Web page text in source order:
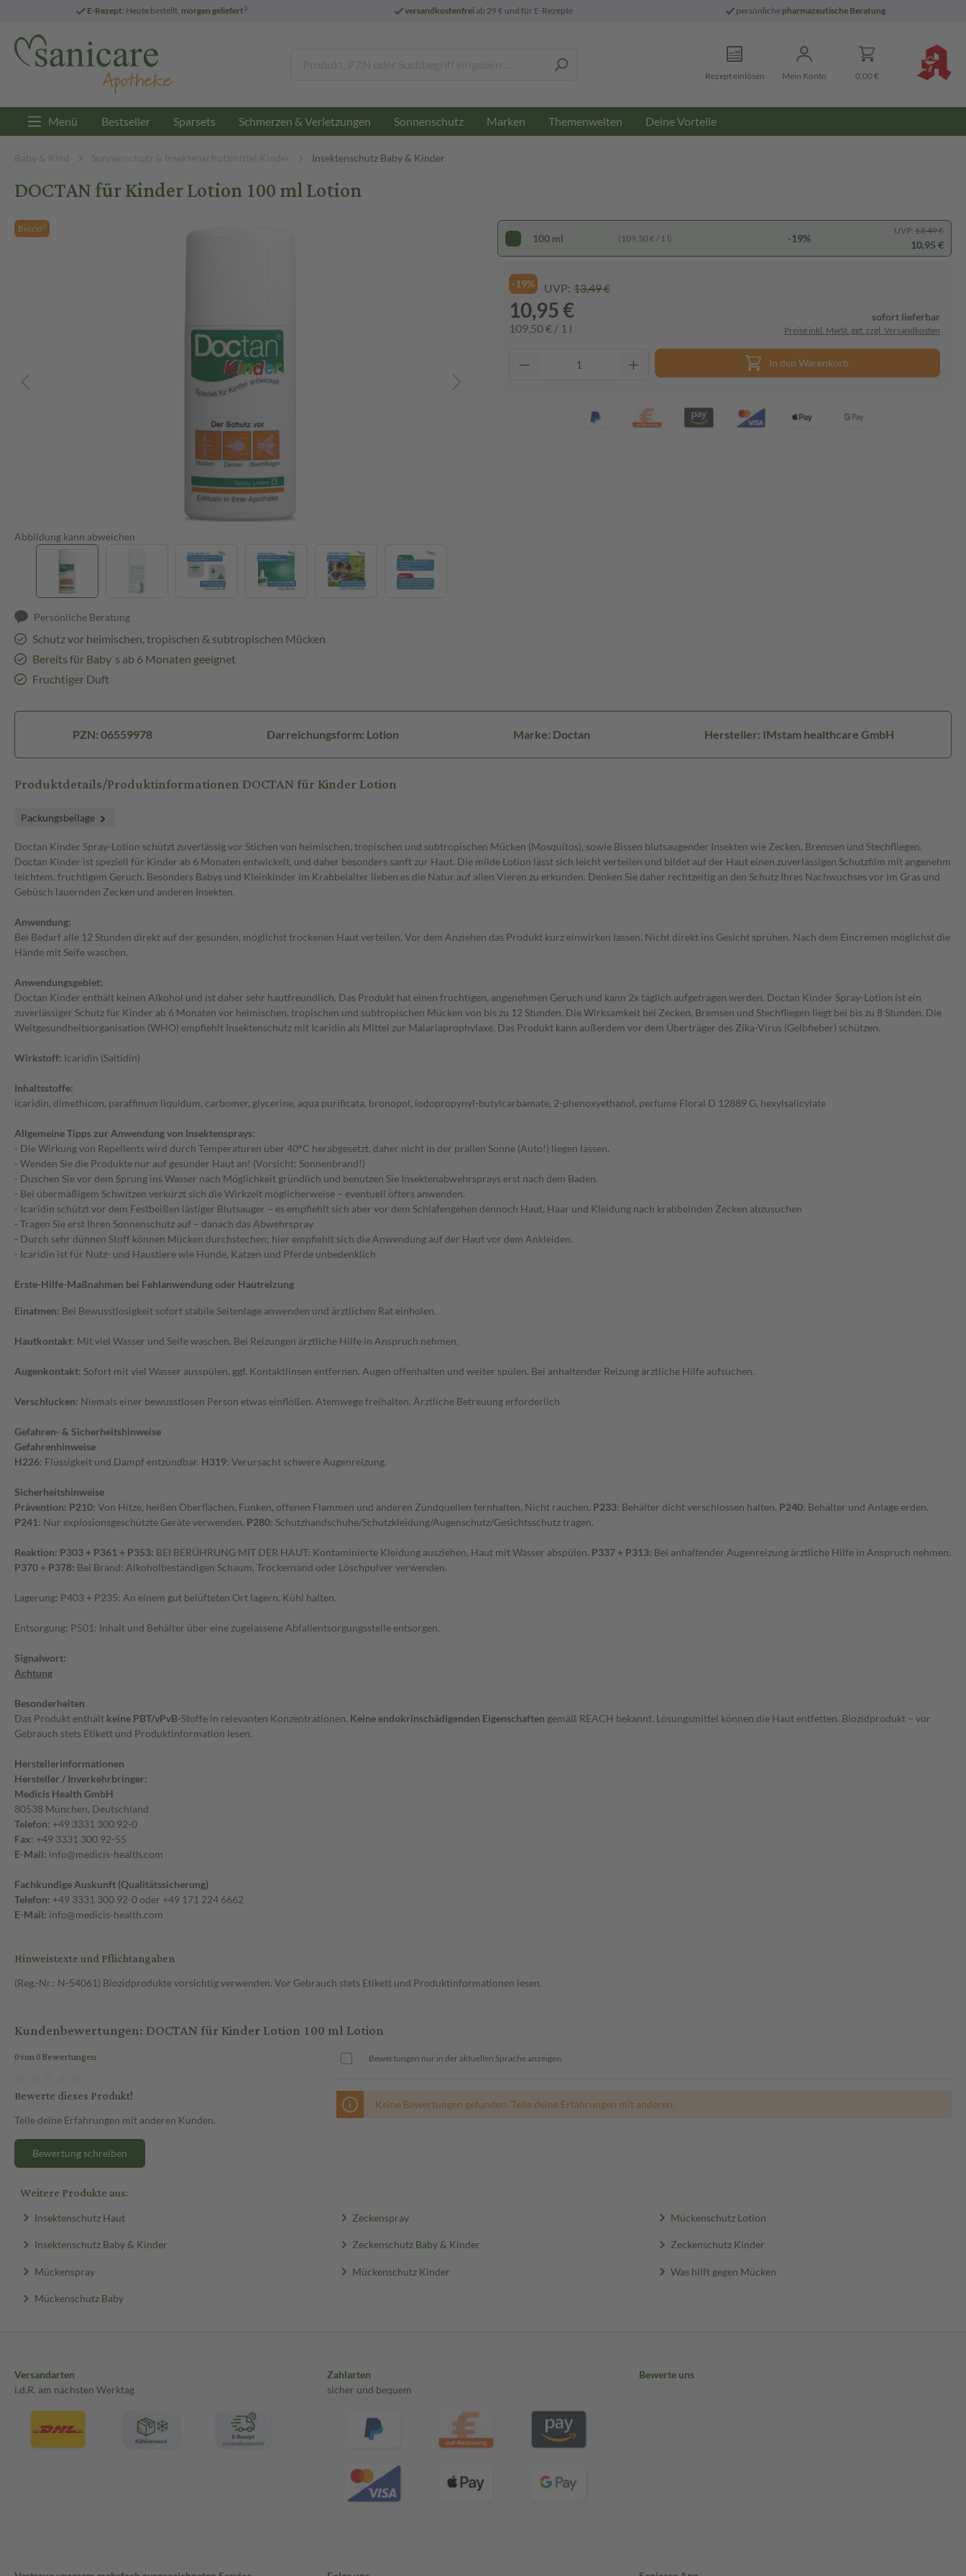
E-Rezept: Heute bestellt, morgen geliefert3 versandkostenfreiab 29 € und für E-Rezepte persönliche pharmazeutische Beratung
Rezept einlösen Mein Konto 0,00 €
Menü Bestseller Sparsets Schmerzen & Verletzungen Sonnenschutz Marken Themenwelten Deine Vorteile
Baby & Kind Sonnenschutz & Insektenschutzmittel Kinder Insektenschutz Baby & Kinder
DOCTAN für Kinder Lotion 100 ml Lotion
Biozid2
Abbildung kann abweichen
Persönliche Beratung
Schutz vor heimischen, tropischen & subtropischen Mücken
Bereits für Baby´s ab 6 Monaten geeignet
Fruchtiger Duft
100 ml (109,50 € / 1 l) -19%
UVP: 13,49 €
10,95 €
-19% UVP: 13,49 €
10,95 €
109,50 € / 1 l
sofort lieferbar
Preise inkl. MwSt. ggf. zzgl. Versandkosten
In den Warenkorb
PZN: 06559978 Darreichungsform: Lotion Marke: Doctan Hersteller: IMstam healthcare GmbH
Produktdetails/Produktinformationen DOCTAN für Kinder Lotion
Packungsbeilage
Doctan Kinder Spray-Lotion schützt zuverlässig vor Stichen von heimischen, tropischen und subtropischen Mücken (Mosquitos), sowie Bissen blutsaugender Insekten wie Zecken, Bremsen und Stechfliegen.
Doctan Kinder ist speziell für Kinder ab 6 Monaten entwickelt, und daher besonders sanft zur Haut. Die milde Lotion lässt sich leicht verteilen und bildet auf der Haut einen zuverlässigen Schutzfilm mit angenehm
leichtem, fruchtigem Geruch. Besonders Babys und Kleinkinder im Krabbelalter lieben es die Natur auf allen Vieren zu erkunden. Denken Sie daher rechtzeitig an den Schutz Ihres Nachwuchses vor im Gras und
Gebüsch lauernden Zecken und anderen Insekten.
Anwendung:
Bei Bedarf alle 12 Stunden direkt auf der gesunden, möglichst trockenen Haut verteilen. Vor dem Anziehen das Produkt kurz einwirken lassen. Nicht direkt ins Gesicht sprühen. Nach dem Eincremen möglichst die
Hände mit Seife waschen.
Anwendungsgebiet:
Doctan Kinder enthält keinen Alkohol und ist daher sehr hautfreundlich. Das Produkt hat einen fruchtigen, angenehmen Geruch und kann 2x täglich aufgetragen werden. Doctan Kinder Spray-Lotion ist ein
zuverlässiger Schutz für Kinder ab 6 Monaten vor heimischen, tropischen und subtropischen Mücken von bis zu 12 Stunden. Die Wirksamkeit bei Zecken, Bremsen und Stechfliegen liegt bei bis zu 8 Stunden. Die
Weltgesundheitsorganisation (WHO) empfiehlt Insektenschutz mit Icaridin als Mittel zur Malariaprophylaxe. Das Produkt kann außerdem vor dem Überträger des Zika-Virus (Gelbfieber) schützen.
Wirkstoff: Icaridin (Saltidin)
Inhaltsstoffe:
icaridin, dimethicon, paraffinum liquidum, carbomer, glycerine, aqua purificata, bronopol, iodopropynyl-butylcarbamate, 2-phenoxyethanol, perfume Floral D 12889 G, hexylsalicylate
Allgemeine Tipps zur Anwendung von Insektensprays:
- Die Wirkung von Repellents wird durch Temperaturen über 40°C herabgesetzt, daher nicht in der prallen Sonne (Auto!) liegen lassen.
- Wenden Sie die Produkte nur auf gesunder Haut an! (Vorsicht: Sonnenbrand!)
- Duschen Sie vor dem Sprung ins Wasser nach Möglichkeit gründlich und benutzen Sie Insektenabwehrsprays erst nach dem Baden.
- Bei übermäßigem Schwitzen verkürzt sich die Wirkzeit möglicherweise – eventuell öfters anwenden.
- Icaridin schützt vor dem Festbeißen lästiger Blutsauger – es empfiehlt sich aber vor dem Schlafengehen dennoch Haut, Haar und Kleidung nach krabbelnden Zecken abzusuchen
- Tragen Sie erst Ihren Sonnenschutz auf – danach das Abwehrspray
- Durch sehr dünnen Stoff können Mücken durchstechen; hier empfiehlt sich die Anwendung auf der Haut vor dem Ankleiden.
- Icaridin ist für Nutz- und Haustiere wie Hunde, Katzen und Pferde unbedenklich
Erste-Hilfe-Maßnahmen bei Fehlanwendung oder Hautreizung
Einatmen: Bei Bewusstlosigkeit sofort stabile Seitenlage anwenden und ärztlichen Rat einholen.
Hautkontakt: Mit viel Wasser und Seife waschen. Bei Reizungen ärztliche Hilfe in Anspruch nehmen.
Augenkontakt: Sofort mit viel Wasser ausspülen, ggf. Kontaktlinsen entfernen. Augen offenhalten und weiter spülen. Bei anhaltender Reizung ärztliche Hilfe aufsuchen.
Verschlucken: Niemals einer bewusstlosen Person etwas einflößen. Atemwege freihalten. Ärztliche Betreuung erforderlich
Gefahren- & Sicherheitshinweise
Gefahrenhinweise
H226: Flüssigkeit und Dampf entzündbar. H319: Verursacht schwere Augenreizung.
Sicherheitshinweise
Prävention: P210: Von Hitze, heißen Oberflächen, Funken, offenen Flammen und anderen Zündquellen fernhalten. Nicht rauchen. P233: Behälter dicht verschlossen halten. P240: Behälter und Anlage erden.
P241: Nur explosionsgeschützte Geräte verwenden. P280: Schutzhandschuhe/Schutzkleidung/Augenschutz/Gesichtsschutz tragen.
Reaktion: P303 + P361 + P353: BEI BERÜHRUNG MIT DER HAUT: Kontaminierte Kleidung ausziehen, Haut mit Wasser abspülen. P337 + P313: Bei anhaltender Augenreizung ärztliche Hilfe in Anspruch nehmen.
P370 + P378: Bei Brand: Alkoholbeständigen Schaum, Trockensand oder Löschpulver verwenden.
Lagerung: P403 + P235: An einem gut belüfteten Ort lagern. Kühl halten.
Entsorgung: P501: Inhalt und Behälter über eine zugelassene Abfallentsorgungsstelle entsorgen.
Signalwort:
Achtung
Besonderheiten
Das Produkt enthält keine PBT/vPvB-Stoffe in relevanten Konzentrationen. Keine endokrinschädigenden Eigenschaften gemäß REACH bekannt. Lösungsmittel können die Haut entfetten. Biozidprodukt – vor
Gebrauch stets Etikett und Produktinformation lesen.
Herstellerinformationen
Hersteller / Inverkehrbringer:
Medicis Health GmbH
80538 München, Deutschland
Telefon: +49 3331 300 92-0
Fax: +49 3331 300 92-55
E-Mail: info@medicis-health.com
Fachkundige Auskunft (Qualitätssicherung)
Telefon: +49 3331 300 92-0 oder +49 171 224 6662
E-Mail: info@medicis-health.com
Hinweistexte und Pflichtangaben
(Reg.-Nr.: N-54061) Biozidprodukte vorsichtig verwenden. Vor Gebrauch stets Etikett und Produktinformationen lesen.
Kundenbewertungen: DOCTAN für Kinder Lotion 100 ml Lotion
0 von 0 Bewertungen
Bewerte dieses Produkt!
Teile deine Erfahrungen mit anderen Kunden.
Bewertung schreiben
Bewertungen nur in der aktuellen Sprache anzeigen.
Keine Bewertungen gefunden. Teile deine Erfahrungen mit anderen.
Weitere Produkte aus:
Insektenschutz Haut Zeckenspray Mückenschutz Lotion
Insektenschutz Baby & Kinder Zeckenschutz Baby & Kinder Zeckenschutz Kinder
Mückenspray Mückenschutz Kinder Was hilft gegen Mücken
Mückenschutz Baby
Versandarten
i.d.R. am nächsten Werktag
Zahlarten
sicher und bequem
Bewerte uns